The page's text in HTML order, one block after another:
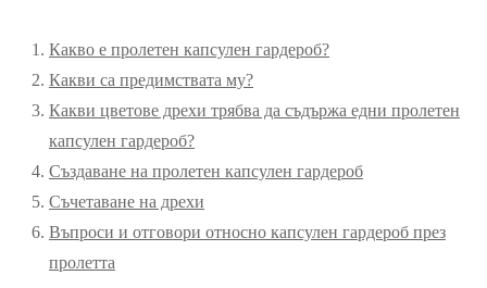
Какво е пролетен капсулен гардероб?
Какви са предимствата му?
Какви цветове дрехи трябва да съдържа едни пролетен
капсулен гардероб?
Създаване на пролетен капсулен гардероб
Съчетаване на дрехи
Въпроси и отговори относно капсулен гардероб през
пролетта